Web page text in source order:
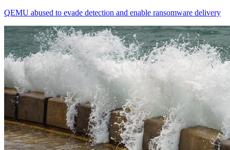
QEMU abused to evade detection and enable ransomware delivery